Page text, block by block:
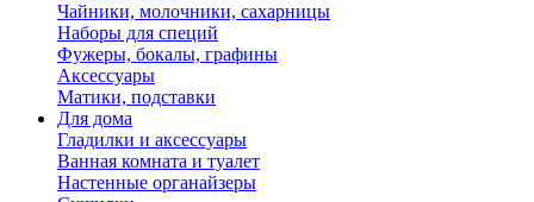
Чайники, молочники, сахарницы
Наборы для специй
Фужеры, бокалы, графины
Аксессуары
Матики, подставки
Для дома
Гладилки и аксессуары
Ванная комната и туалет
Настенные органайзеры